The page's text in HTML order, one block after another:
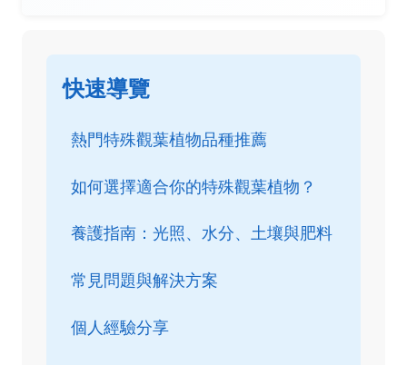
快速導覽
熱門特殊觀葉植物品種推薦
如何選擇適合你的特殊觀葉植物？
養護指南：光照、水分、土壤與肥料
常見問題與解決方案
個人經驗分享